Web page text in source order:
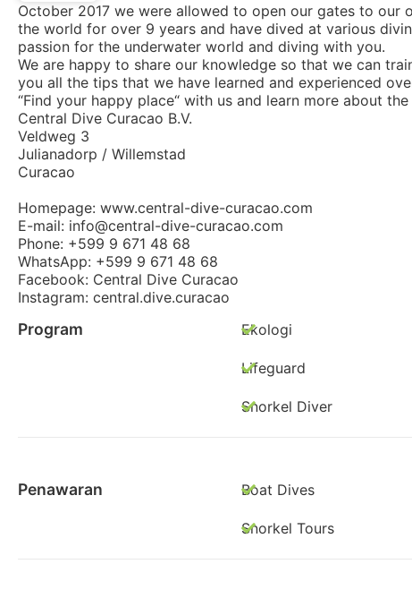
October 2017 we were allowed to open our gates to our
the world for over 9 years and have dived at various
passion for the underwater world and diving with you.
We are happy to share our knowledge so that we can
you all the tips that we have learned and experienced
“Find your happy place“ with us and learn more about
Central Dive Curacao B.V.
Veldweg 3
Julianadorp / Willemstad
Curacao
Homepage: www.central-dive-curacao.com
E-mail: info@central-dive-curacao.com
Phone: +599 9 671 48 68
WhatsApp: +599 9 671 48 68
Facebook: Central Dive Curacao
Instagram: central.dive.curacao
Program Ekologi
Lifeguard
Snorkel Diver
Penawaran Boat Dives
Snorkel Tours